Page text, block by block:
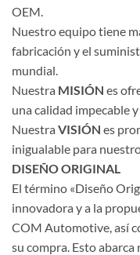
OEM.
Nuestro equipo tiene
fabricación y el
mundial.
Nuestra MISIÓN es
una calidad impecable
Nuestra VISIÓN es
inigualable para
DISEÑO ORIGINAL
El término «Diseño
innovadora y a la
COM Automotive, así
su compra. Esto abarca